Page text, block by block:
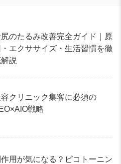
尻のたるみ改善完全ガイド｜原
・エクササイズ・生活習慣を徹
説
容クリニック集客に必須の
戦略
用が気になる？ピコトーニン